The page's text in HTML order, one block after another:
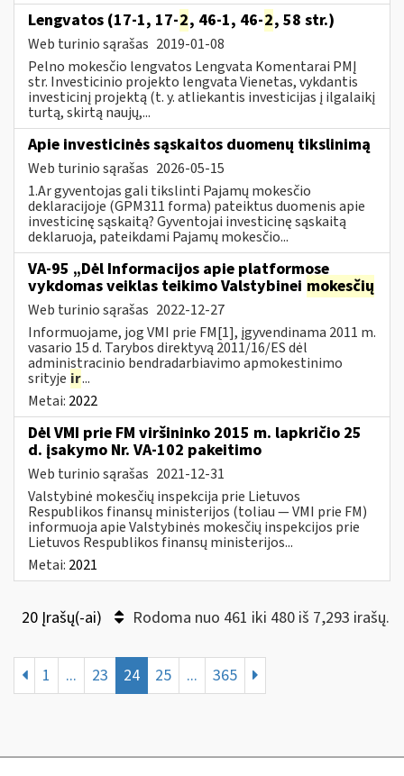
Lengvatos (17-1, 17-2, 46-1, 46-2, 58 str.)
Web turinio sąrašas 2019-01-08
Pelno mokesčio lengvatos Lengvata Komentarai PMĮ
str. Investicinio projekto lengvata Vienetas, vykdantis
investicinį projektą (t. y. atliekantis investicijas į ilgalaikį
turtą, skirtą naujų,...
Apie investicinės sąskaitos duomenų tikslinimą
Web turinio sąrašas 2026-05-15
1.Ar gyventojas gali tikslinti Pajamų mokesčio
deklaracijoje (GPM311 forma) pateiktus duomenis apie
investicinę sąskaitą? Gyventojai investicinę sąskaitą
deklaruoja, pateikdami Pajamų mokesčio...
VA-95 „Dėl Informacijos apie platformose
vykdomas veiklas teikimo Valstybinei mokesčių
Web turinio sąrašas 2022-12-27
Informuojame, jog VMI prie FM[1], įgyvendinama 2011 m.
vasario 15 d. Tarybos direktyvą 2011/16/ES dėl
administracinio bendradarbiavimo apmokestinimo
srityje ir...
Metai: 2022
Dėl VMI prie FM viršininko 2015 m. lapkričio 25
d. įsakymo Nr. VA-102 pakeitimo
Web turinio sąrašas 2021-12-31
Valstybinė mokesčių inspekcija prie Lietuvos
Respublikos finansų ministerijos (toliau ― VMI prie FM)
informuoja apie Valstybinės mokesčių inspekcijos prie
Lietuvos Respublikos finansų ministerijos...
Metai: 2021
20 Įrašų(-ai) Rodoma nuo 461 iki 480 iš 7,293 irašų.
1 ... 23 24 25 ... 365